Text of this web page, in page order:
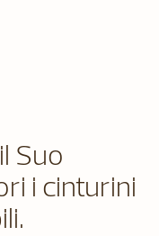
Suo
i cinturini